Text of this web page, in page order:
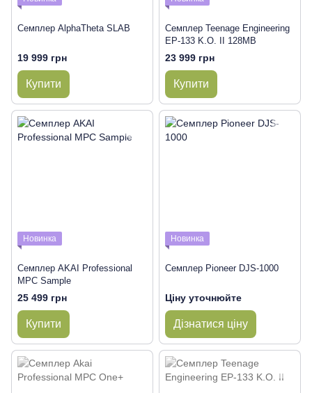
Семплер AlphaTheta SLAB
19 999 грн
Купити
Семплер Teenage Engineering
EP-133 K.O. II 128MB
23 999 грн
Купити
Новинка
Семплер AKAI Professional
MPC Sample
25 499 грн
Купити
Новинка
Семплер Pioneer DJS-1000
Ціну уточнюйте
Дізнатися ціну